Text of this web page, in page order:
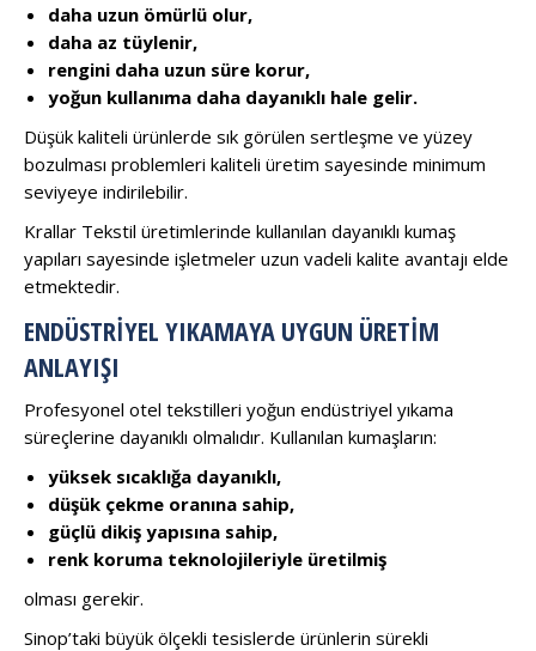
daha uzun ömürlü olur,
daha az tüylenir,
rengini daha uzun süre korur,
yoğun kullanıma daha dayanıklı hale gelir.
Düşük kaliteli ürünlerde sık görülen sertleşme ve yüzey
bozulması problemleri kaliteli üretim sayesinde minimum
seviyeye indirilebilir.
Krallar Tekstil üretimlerinde kullanılan dayanıklı kumaş
yapıları sayesinde işletmeler uzun vadeli kalite avantajı elde
etmektedir.
ENDÜSTRIYEL YIKAMAYA UYGUN ÜRETIM
ANLAYIŞI
Profesyonel otel tekstilleri yoğun endüstriyel yıkama
süreçlerine dayanıklı olmalıdır. Kullanılan kumaşların:
yüksek sıcaklığa dayanıklı,
düşük çekme oranına sahip,
güçlü dikiş yapısına sahip,
renk koruma teknolojileriyle üretilmiş
olması gerekir.
Sinop’taki büyük ölçekli tesislerde ürünlerin sürekli